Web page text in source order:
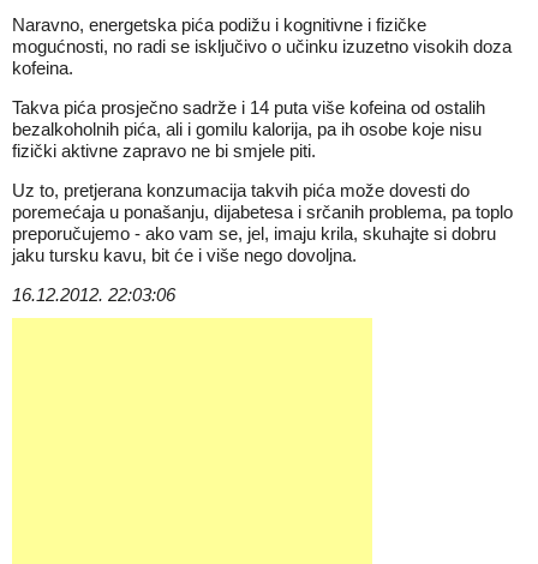
Naravno, energetska pića podižu i kognitivne i fizičke
mogućnosti, no radi se isključivo o učinku izuzetno visokih doza
kofeina.
Takva pića prosječno sadrže i 14 puta više kofeina od ostalih
bezalkoholnih pića, ali i gomilu kalorija, pa ih osobe koje nisu
fizički aktivne zapravo ne bi smjele piti.
Uz to, pretjerana konzumacija takvih pića može dovesti do
poremećaja u ponašanju, dijabetesa i srčanih problema, pa toplo
preporučujemo - ako vam se, jel, imaju krila, skuhajte si dobru
jaku tursku kavu, bit će i više nego dovoljna.
16.12.2012. 22:03:06